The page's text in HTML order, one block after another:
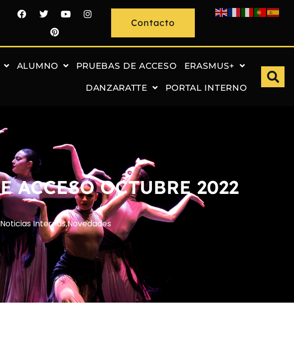
Contacto
ALUMNO PRUEBAS DE ACCESO ERASMUS+
DANZARATTE PORTAL INTERNO
ACCESO OCTUBRE 2022
Noticias Internas,Novedades